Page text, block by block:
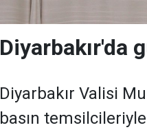
Diyarbakır'da
Diyarbakır Valisi
basın